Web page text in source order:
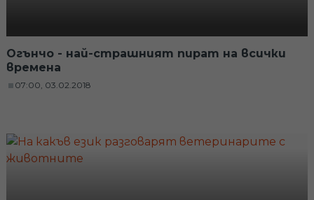
Огънчо - най-страшният пират на всички
времена
07:00, 03.02.2018